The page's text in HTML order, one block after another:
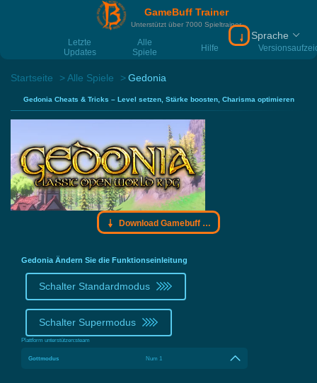
GameBuff Trainer
Unterstützt über 7000 Spieltrainer
Letzte
Updates
Alle
Spiele
Hilfe
Download
Sprache
Startseite Alle Spiele Gedonia
Gedonia Cheats & Tricks – Level setzen, Stärke boosten, Charisma optimieren
Download Gamebuff Trainer
Gedonia Ändern Sie die Funktionseinleitung
Schalter Standardmodus
Schalter Supermodus
Plattform unterstützen:steam
Gottmodus Num 1